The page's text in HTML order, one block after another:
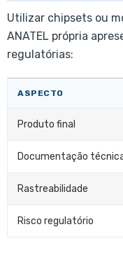
Utilizar chipsets ou
ANATEL própria
regulatórias:
ASPECTO
Produto final
Documentação
Rastreabilidade
Risco regulatório